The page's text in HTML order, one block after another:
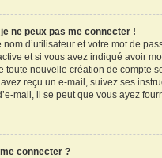
ne peux pas me connecter !
d’utilisateur et votre mot de
et si vous avez indiqué avoir
toute nouvelle création de compte
reçu un e-mail, suivez ses
mail, il se peut que vous ayez
connecter ?